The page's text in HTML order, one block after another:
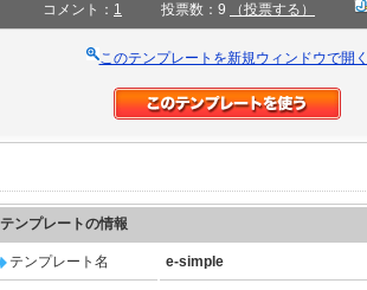
コメント： 1 投票数：9 （投票する）
このテンプレートを新規ウィンドウで開
テンプレートの情報
テンプレート名 e-simple